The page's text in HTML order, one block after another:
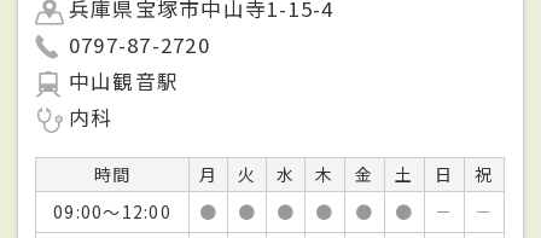
兵庫県宝塚市中山寺1-15-4
0797-87-2720
中山観音駅
内科
時間 月 火 水 木 金 土 日
祝
09:00～12:00
● ● ● ● ● ● －
－